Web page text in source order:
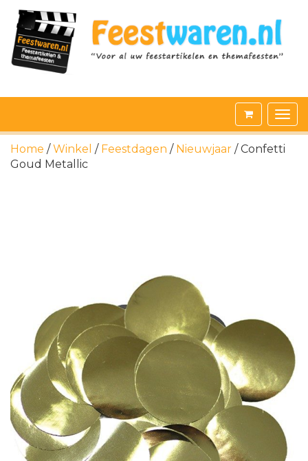
Home /Winkel / Feestdagen / Nieuwjaar / Confetti
Goud Metallic